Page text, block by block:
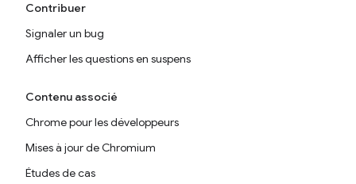
Contribuer
Signaler un bug
Afficher les questions en suspens
Contenu associé
Chrome pour les développeurs
Mises à jour de Chromium
Études de cas